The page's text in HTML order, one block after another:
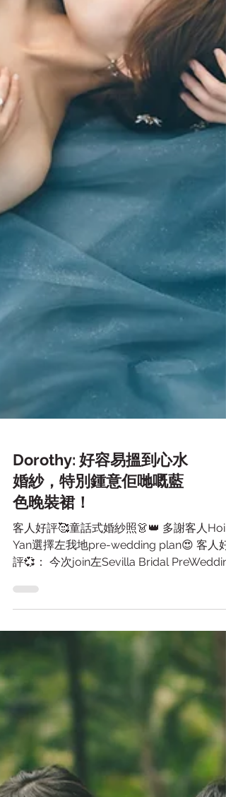
Dorothy: 好容易搵到心水
婚紗，特別鍾意佢哋嘅藍
色晚裝裙！
Yan選擇左我地pre-wedding plan😍 客人好
評💞： 今次join左Sevilla Bridal
一條龍，婚紗店婚紗選擇都多，而且佢哋都
以俾到我唔少意見，推介一啲適合嘅款式，